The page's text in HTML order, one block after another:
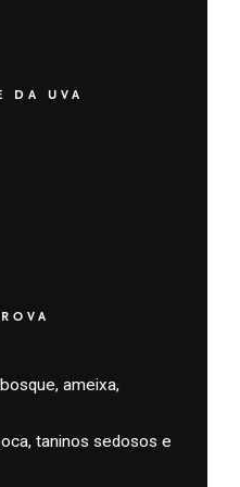
DA UVA
ameixa,
taninos sedosos e